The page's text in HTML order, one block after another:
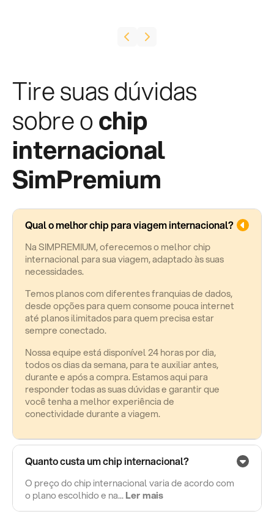
Tire suas dúvidas
sobre ochip
internacional
SimPremium
Qual o melhor chip para viagem internacional?
Na SIMPREMIUM, oferecemos o melhor chip
internacional para sua viagem, adaptado às suas
necessidades.
Temos planos com diferentes franquias de dados,
desde opções para quem consome pouca internet
até planos ilimitados para quem precisa estar
sempre conectado.
Nossa equipe está disponível 24 horas por dia,
todos os dias da semana, para te auxiliar antes,
durante e após a compra. Estamos aqui para
responder todas as suas dúvidas e garantir que
você tenha a melhor experiência de
conectividade durante a viagem.
Quanto custa um chip internacional?
O preço do chip internacional varia de acordo com
o plano escolhido e na...Ler mais